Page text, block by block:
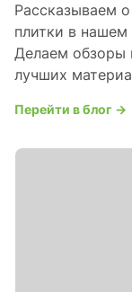
Рассказываем
плитки в нашем
Делаем обзоры
лучших
Перейти в блог →